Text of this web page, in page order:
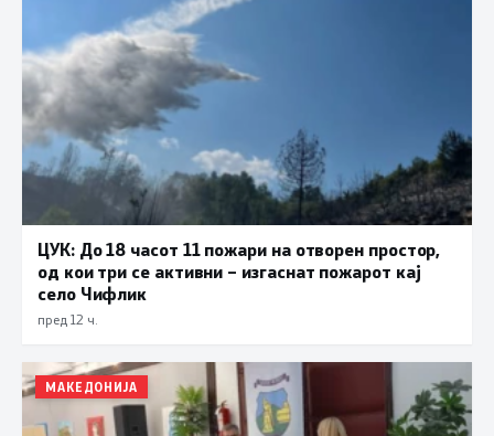
ЦУК: До 18 часот 11 пожари на отворен простор,
од кои три се активни – изгаснат пожарот кај
село Чифлик
пред 12 ч.
МАКЕДОНИЈА